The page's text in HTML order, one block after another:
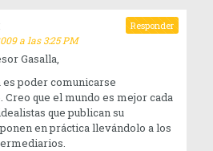
a las 3:25 PM
Gasalla,
poder comunicarse
Creo que el mundo es mejor cada
que publican su
en práctica llevándolo a los
Responder